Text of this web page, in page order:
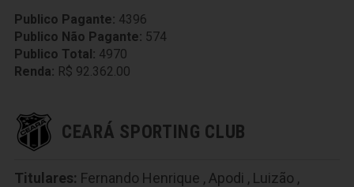
Publico Pagante: 4396
Publico Não Pagante: 574
Publico Total: 4970
Renda: R$ 92.362.00
CEARÁ SPORTING CLUB
Titulares: Fernando Henrique , Apodi , Luizão ,